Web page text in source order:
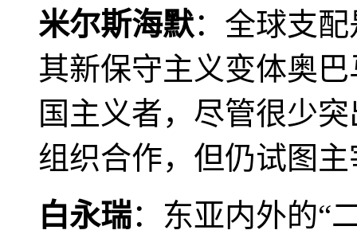
米尔斯海默：全球支
其新保守主义变体奥
国主义者，尽管很少
组织合作，但仍试图
白永瑞：东亚内外的“